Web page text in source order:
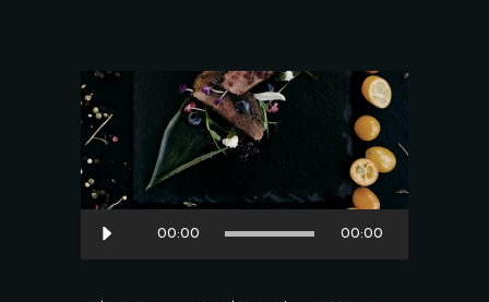
Odtwarzacz
plików
00:00 00:00